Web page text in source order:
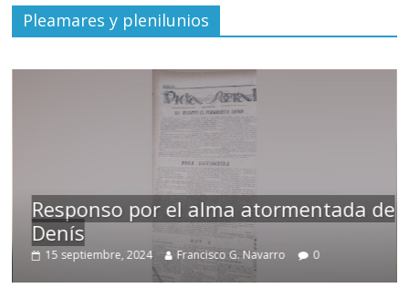
Pleamares y plenilunios
Responso por el alma atormentada de
Denís
15 septiembre, 2024 Francisco G. Navarro 0